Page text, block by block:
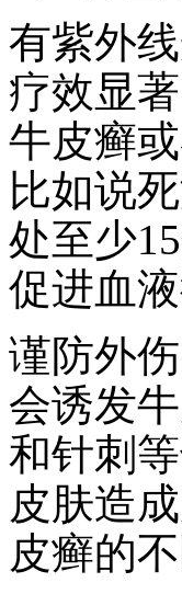
有紫外
疗效显
牛皮癣
比如说
处至少
促进血
谨防外
会诱发
和针刺
皮肤造
皮癣的